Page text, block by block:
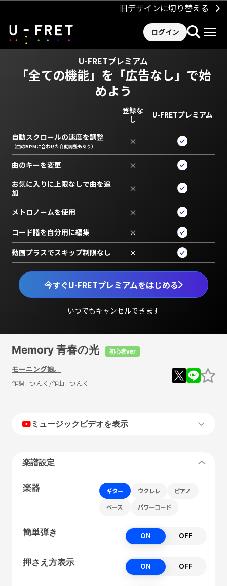
旧デザインに切り替える
ログイン
U-FRETプレミアム
「全ての機能」を 「広告なし」で始
めよう
今すぐU-FRETプレミアムをはじめる
いつでもキャンセルできます
登録な
し
U-FRETプレミアム
自動スクロールの速度を調整
（曲のBPMに合わせた自動調整もあり） ×
曲のキーを変更 ×
お気に入りに上限なしで曲を追
加
×
メトロノームを使用 ×
コード譜を自分用に編集 ×
動画プラスでスキップ制限なし ×
Memory 青春の光 初心者ver
モーニング娘。
作詞 : つんく /作曲 : つんく
ミュージックビデオを表示
楽譜設定
楽器 ギター ウクレレ ピアノ
ベース パワーコード
簡単弾き ON OFF
押さえ方表示 ON OFF